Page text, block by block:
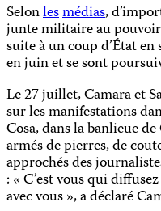
Selonlesmédias,
junte militaire au
suite à un coup d’État
en juin et se sont
Le 27 juillet, Camara et
sur les manifestations
Cosa, dans la banlieue
armés de pierres, de
approchés des
: « C’est vous qui
avec vous », a déclaré